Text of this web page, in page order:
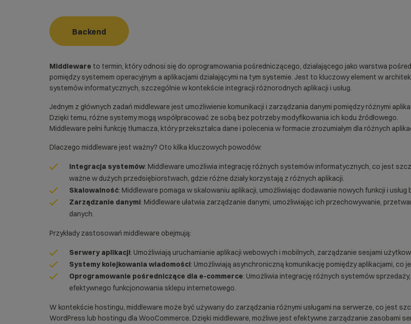
Backend
Middleware to termin, który odnosi się do oprogramowania pośredniczącego, działającego jako warstwa
pomiędzy systemem operacyjnym a aplikacjami działającymi na tym systemie. Jest to kluczowy element w
systemów informatycznych, szczególnie w kontekście integracji różnorodnych aplikacji i usług.
Jednym z głównych zadań middleware jest umożliwienie komunikacji i zarządzania danymi pomiędzy różnymi
Dzięki temu, różne systemy mogą współpracować ze sobą bez potrzeby modyfikowania ich kodu źródłowego.
Middleware pełni funkcję tłumacza, który przekształca dane i polecenia w formacie zrozumiałym dla różnych
Dlaczego middleware jest ważny? Oto kilka kluczowych powodów:
Integracja systemów: Middleware umożliwia integrację różnych systemów informatycznych, co jest
ważne w dużych przedsiębiorstwach, gdzie różne działy korzystają z różnych aplikacji.
Skalowalność: Middleware pomaga w skalowaniu aplikacji, umożliwiając dodawanie nowych funkcji i
Zarządzanie danymi: Middleware ułatwia zarządzanie danymi, umożliwiając ich przechowywanie,
danych.
Przykłady zastosowań middleware obejmują:
Serwery aplikacji: Umożliwiają uruchamianie aplikacji webowych i mobilnych, zarządzanie sesjami
Systemy kolejkowania wiadomości: Umożliwiają asynchroniczną komunikację pomiędzy aplikacjami,
Oprogramowanie pośredniczące dla e-commerce: Umożliwia integrację różnych systemów
efektywnego funkcjonowania sklepu internetowego.
W kontekście hostingu, middleware może być używany do zarządzania różnymi usługami na serwerze, co jest
WordPress lub hostingu dla WooCommerce. Dzięki middleware, możliwe jest efektywne zarządzanie zasobami